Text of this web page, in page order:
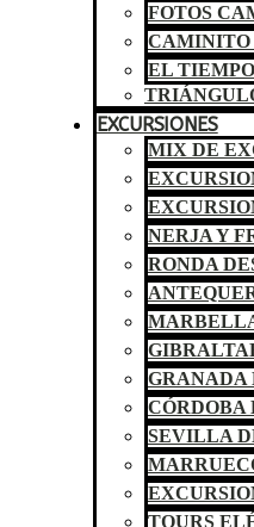
FOTOS
CAMINITO
EL
EXCURSIONES
MIX DE
NERJA Y
RONDA
GRANADA
CÓRDOBA
SEVILLA
TOURS